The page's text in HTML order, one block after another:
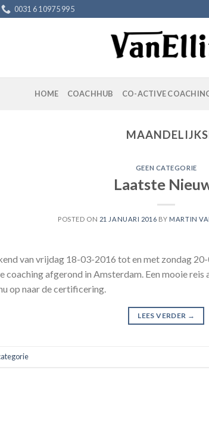
0031 6 10975 995
HOME COACHHUB CO-ACTIVE
GEEN CATEGORIE
Laatste
POSTED ON 21 JANUARI 2016 BY MARTIN
van vrijdag 18-03-2016 tot en met zondag
coaching afgerond in Amsterdam. Een mooie
op naar de certificering.
LEES VERDER →